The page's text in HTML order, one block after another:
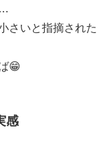
さいと指摘された
😁
感